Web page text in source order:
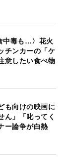
中毒も…〉花火
チンカーの「ケ
意したい食べ物
も向けの映画に
ん」「叱ってく
ー論争が白熱